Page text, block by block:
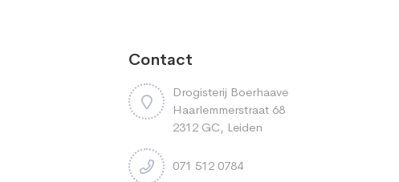
Contact
Drogisterij Boerhaave
Haarlemmerstraat 68
2312 GC, Leiden
071 512 0784